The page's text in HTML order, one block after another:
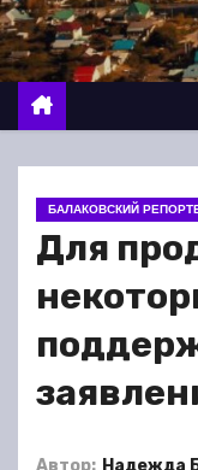
о
м
у
БАЛАКОВСКИЙ
Для
Автор: Надежда